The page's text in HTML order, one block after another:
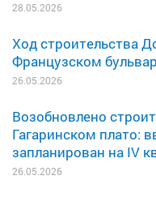
28.05.2026
Ход строительства
Французском
26.05.2026
Возобновлено
Гагаринском плато:
запланирован на IV
26.05.2026